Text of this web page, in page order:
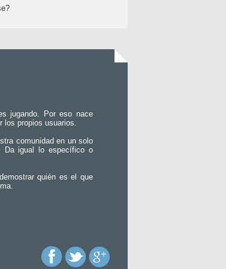
jugando. Por eso nace
los propios usuarios.
comunidad en un solo
Da igual lo específico o
quién es el que